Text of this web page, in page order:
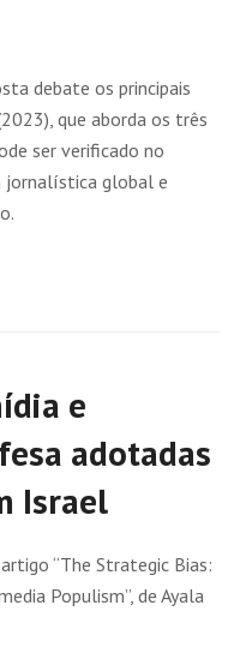
debate os principais
que aborda os três
ser verificado no
jornalística global e
e
adotadas
Israel
“The Strategic Bias:
Populism”, de Ayala